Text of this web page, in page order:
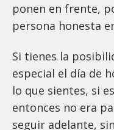
ponen en frente,
persona honesta
Si tienes la
especial el día de
lo que sientes, si
entonces no era
seguir adelante,